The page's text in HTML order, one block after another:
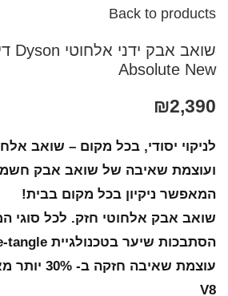
Back to products
Absolute New
₪2,390
לניקוי יסודי, בכל מקום – שואב
ועוצמת שאיבה של שואב אבק
המאפשר ניקיון בכל מקום בבית!
שואב אבק אלחוטי חזק. לכל סוגי
הסתבכות שיער בטכנולגיית De-tangle
V8